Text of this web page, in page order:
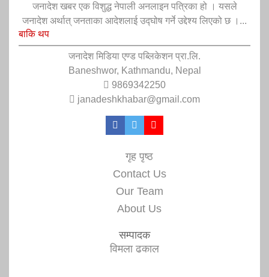
जनादेश खबर एक विशुद्ध नेपाली अनलाइन पत्रिका हो । यसले
जनादेश अर्थात् जनताका आदेशलाई उद्घोष गर्ने उद्देश्य लिएको छ ।...
बाकि थप
जनादेश मिडिया एण्ड पब्लिकेशन प्रा.लि.
Baneshwor, Kathmandu, Nepal
9869342250
janadeshkhabar@gmail.com
गृह पृष्ठ
Contact Us
Our Team
About Us
सम्पादक
विमला ढकाल